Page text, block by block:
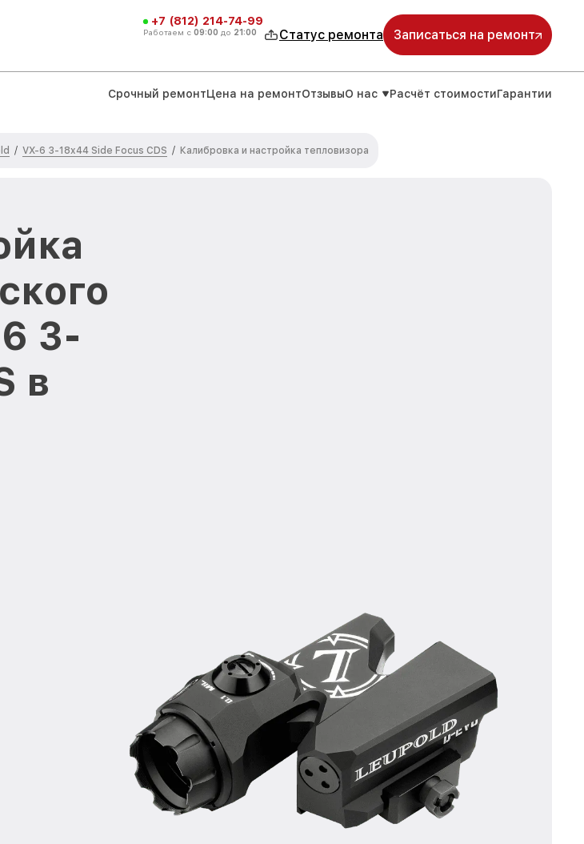
+7 (812) 214-74-99
Работаем с 09:00 до 21:00 Статус ремонта Записаться на ремонт
Срочный ремонтЦена на ремонтОтзывыО нас Расчёт стоимостиГарантии
/ VX-6 3-18x44 Side Focus CDS / Калибровка и настройка тепловизора
3-
в